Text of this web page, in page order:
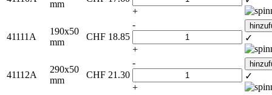
mm
+
41111A
190x50
mm
CHF 18.85
-
+
✓
41112A
290x50
mm
CHF 21.30
-
+
✓